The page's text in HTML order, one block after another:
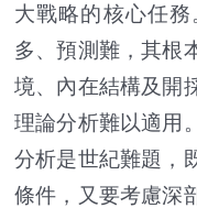
大戰略的核心任
多、預測難，其根
境、內在結構及開
理論分析難以適用
分析是世紀難題，
條件，又要考慮深